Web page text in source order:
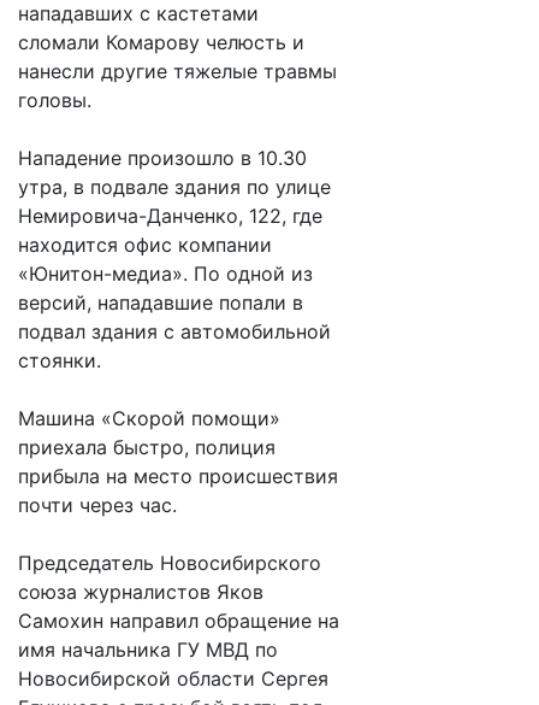
нападавших с кастетами
сломали Комарову челюсть и
нанесли другие тяжелые травмы
головы.
Нападение произошло в 10.30
утра, в подвале здания по улице
Немировича-Данченко, 122, где
находится офис компании
«Юнитон-медиа». По одной из
версий, нападавшие попали в
подвал здания с автомобильной
стоянки.
Машина «Скорой помощи»
приехала быстро, полиция
прибыла на место происшествия
почти через час.
Председатель Новосибирского
союза журналистов Яков
Самохин направил обращение на
имя начальника ГУ МВД по
Новосибирской области Сергея